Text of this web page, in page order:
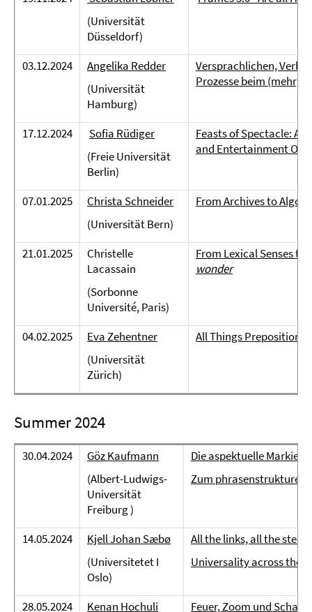
(Universität
Düsseldorf)
03.12.2024
Angelika Redder
(Universität
Hamburg)
Versprachlichen,
Prozesse beim
17.12.2024
Sofia Rüdiger
(Freie Universität
Berlin)
Feasts of Spectacle:
and Entertainment
07.01.2025
Christa Schneider
(Universität Bern)
From Archives to
21.01.2025
Christelle
Lacassain
(Sorbonne
Université, Paris)
From Lexical Senses to
wonder
04.02.2025
Eva Zehentner
(Universität
Zürich)
All Things
Summer 2024
30.04.2024
Göz Kaufmann
(Albert-Ludwigs-
Universität
Freiburg )
Die aspektuelle
Zum
14.05.2024
Kjell Johan Sæbø
(Universitetet I
Oslo)
All the links, all the
Universality across the
28.05.2024
Kenan Hochuli
Feuer, Zoom und